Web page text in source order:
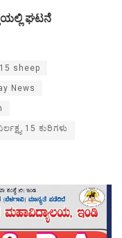
ಘಟನೆ
sheep
News
15 ಕುರಿಗಳು